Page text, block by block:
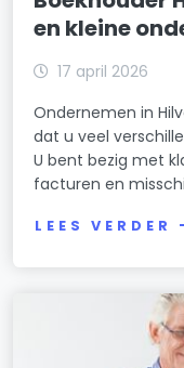
en kleine
17 april 2026
Ondernemen in
dat u veel
U bent bezig met
facturen en
LEES VERDER